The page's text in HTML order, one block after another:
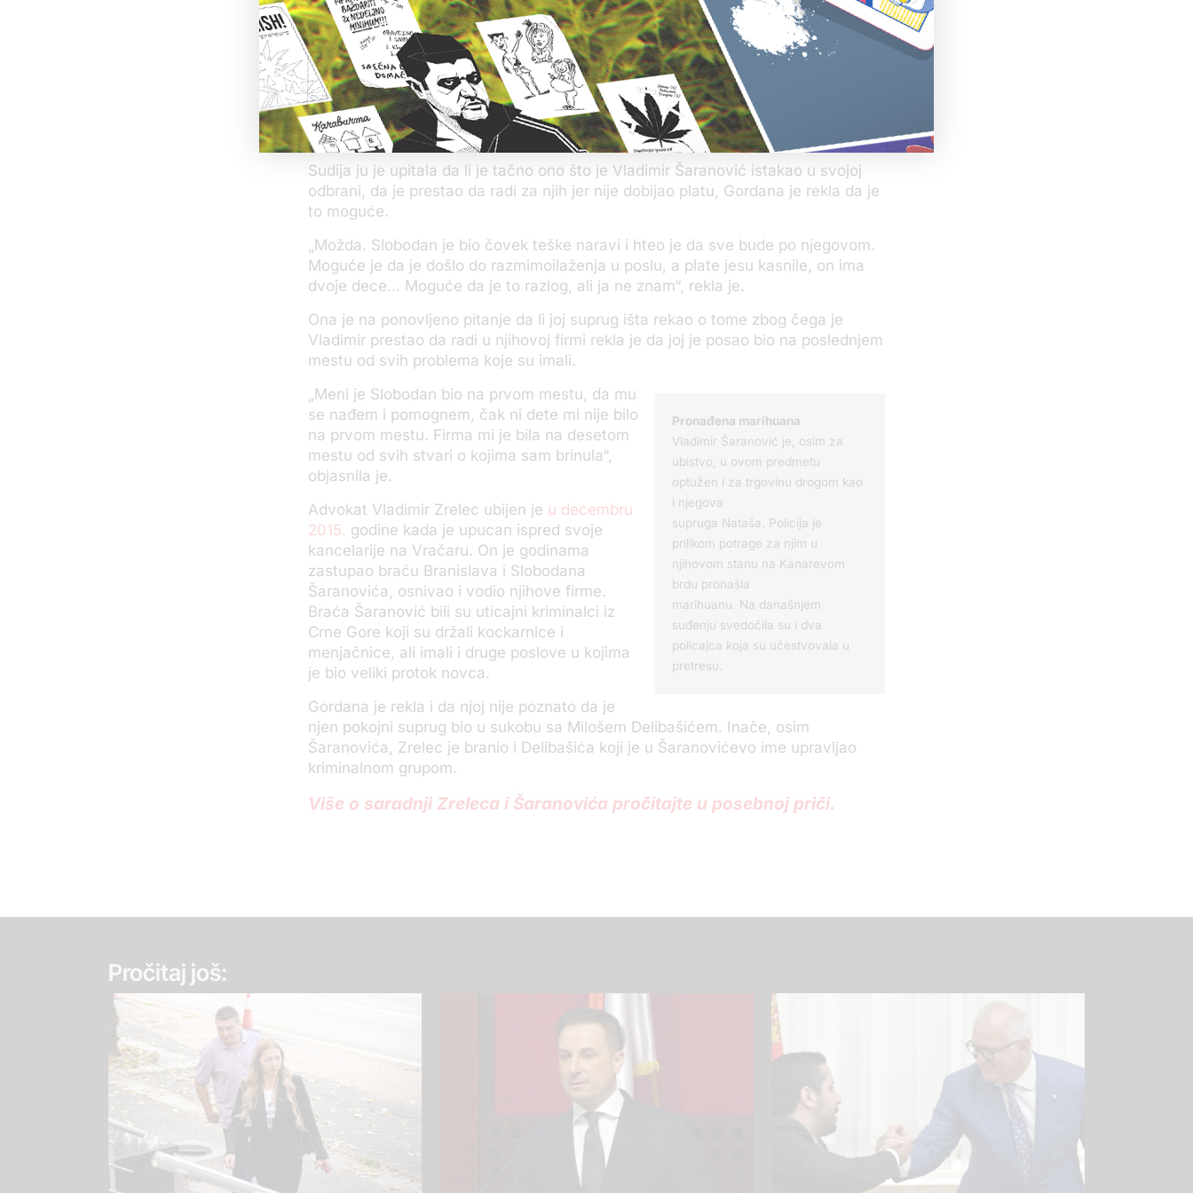
Na pitanje ko joj je to rekao, Gordana je rekla – „onaj ko mi je pretio“.
Ona je ispričala da je Vladimir Šaranović, koji je optužen da je ubio Zreleca,
živeo sa njom u Budvi dok je Slobodan bio u pritvoru, da joj je pomogao u vezi sa
pripremanjem Slobodanove odbrane i uglavnom prenosio dokumenta iz Budve
za Beograd i obrnuto. On je posle toga, prema njenim rečima, otišao u Beogradu
odakle je vodio njihovu firmu za menjačke poslove.
Sudija ju je upitala da li je tačno ono što je Vladimir Šaranović istakao u svojoj
odbrani, da je prestao da radi za njih jer nije dobijao platu, Gordana je rekla da je
to moguće.
„Možda. Slobodan je bio čovek teške naravi i hteo je da sve bude po njegovom.
Moguće je da je došlo do razmimoilaženja u poslu, a plate jesu kasnile, on ima
dvoje dece… Moguće da je to razlog, ali ja ne znam“, rekla je.
Ona je na ponovljeno pitanje da li joj suprug išta rekao o tome zbog čega je
Vladimir prestao da radi u njihovoj firmi rekla je da joj je posao bio na poslednjem
mestu od svih problema koje su imali.
Pronađena marihuana
Vladimir Šaranović je, osim za
ubistvo, u ovom predmetu
optužen i za trgovinu drogom kao
i njegova
supruga Nataša. Policija je
prilikom potrage za njim u
njihovom stanu na Kanarevom
brdu pronašla
marihuanu. Na današnjem
suđenju svedočila su i dva
policajca koja su učestvovala u
pretresu.
„Meni je Slobodan bio na prvom mestu, da mu
se nađem i pomognem, čak ni dete mi nije bilo
na prvom mestu. Firma mi je bila na desetom
mestu od svih stvari o kojima sam brinula“,
objasnila je.
Advokat Vladimir Zrelec ubijen je u decembru
2015. godine kada je upucan ispred svoje
kancelarije na Vračaru. On je godinama
zastupao braću Branislava i Slobodana
Šaranovića, osnivao i vodio njihove firme.
Braća Šaranović bili su uticajni kriminalci iz
Crne Gore koji su držali kockarnice i
menjačnice, ali imali i druge poslove u kojima
je bio veliki protok novca.
Gordana je rekla i da njoj nije poznato da je
njen pokojni suprug bio u sukobu sa Milošem Delibašićem. Inače, osim
Šaranovića, Zrelec je branio i Delibašića koji je u Šaranovićevo ime upravljao
kriminalnom grupom.
Više o saradnji Zreleca i Šaranovića pročitajte u posebnoj priči.
Pročitaj još: